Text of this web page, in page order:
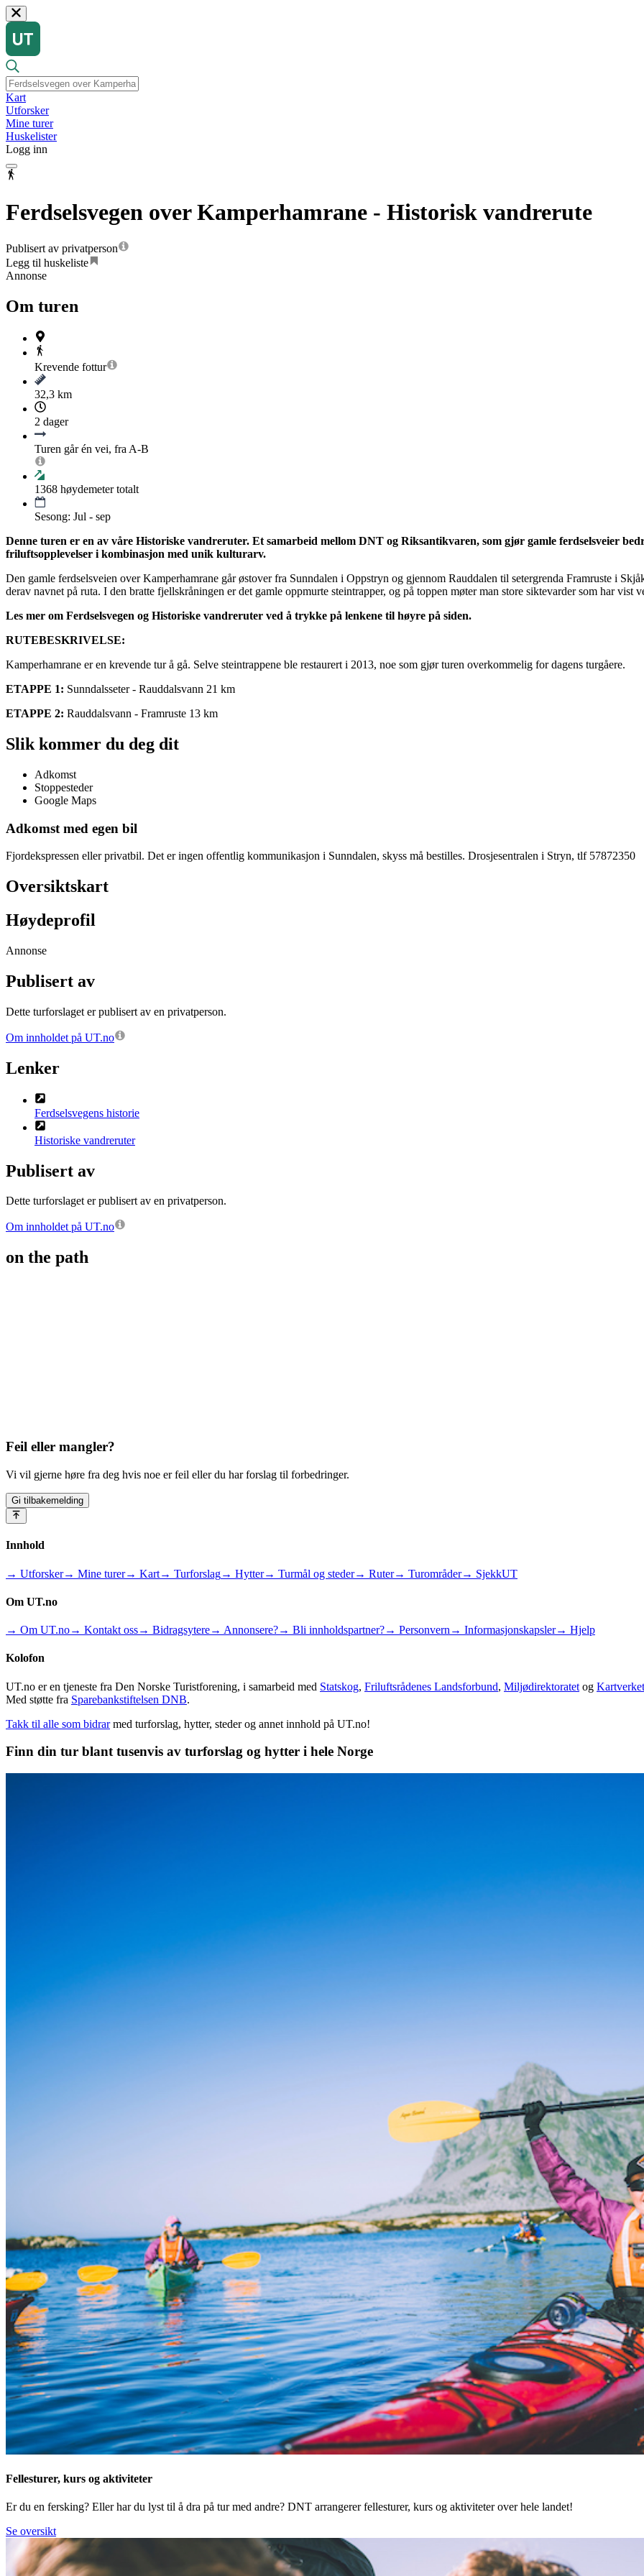
Kart
Utforsker
Mine turer
Huskelister
Logg inn
Ferdselsvegen over Kamperhamrane - Historisk vandrerute
Publisert av privatperson
Legg til huskeliste
Annonse
Om turen
Krevende fottur
32,3 km
2 dager
Turen går én vei, fra A-B
1368 høydemeter totalt
Sesong: Jul - sep
Denne turen er en av våre Historiske vandreruter. Et samarbeid mellom DNT og Riksantikvaren, som gjør gamle ferdselsveier
friluftsopplevelser i kombinasjon med unik kulturarv.
Den gamle ferdselsveien over Kamperhamrane går østover fra Sunndalen i Oppstryn og gjennom Rauddalen til setergrenda Framruste i
derav navnet på ruta. I den bratte fjellskråningen er det gamle oppmurte steintrapper, og på toppen møter man store siktevarder som har vist
Les mer om Ferdselsvegen og Historiske vandreruter ved å trykke på lenkene til høyre på siden.
RUTEBESKRIVELSE:
Kamperhamrane er en krevende tur å gå. Selve steintrappene ble restaurert i 2013, noe som gjør turen overkommelig for dagens turgåere.
ETAPPE 1: Sunndalsseter - Rauddalsvann 21 km
ETAPPE 2: Rauddalsvann - Framruste 13 km
Slik kommer du deg dit
Adkomst
Stoppesteder
Google Maps
Adkomst med egen bil
Fjordekspressen eller privatbil. Det er ingen offentlig kommunikasjon i Sunndalen, skyss må bestilles. Drosjesentralen i Stryn, tlf 57872350
Oversiktskart
Høydeprofil
Annonse
Publisert av
Dette turforslaget er publisert av en privatperson.
Om innholdet på UT.no
Lenker
Ferdselsvegens historie
Historiske vandreruter
Publisert av
Dette turforslaget er publisert av en privatperson.
Om innholdet på UT.no
on the path
Feil eller mangler?
Vi vil gjerne høre fra deg hvis noe er feil eller du har forslag til forbedringer.
Gi tilbakemelding
Innhold
→ Utforsker→ Mine turer→ Kart→ Turforslag→ Hytter→ Turmål og steder→ Ruter→ Turområder→ SjekkUT
Om UT.no
→ Om UT.no→ Kontakt oss→ Bidragsytere→ Annonsere?→ Bli innholdspartner?→ Personvern → Informasjonskapsler→ Hjelp
Kolofon
UT.no er en tjeneste fra Den Norske Turistforening, i samarbeid med Statskog, Friluftsrådenes Landsforbund, Miljødirektoratet og Kartverket
Med støtte fra Sparebankstiftelsen DNB.
Takk til alle som bidrar med turforslag, hytter, steder og annet innhold på UT.no!
Finn din tur blant tusenvis av turforslag og hytter i hele Norge
Fellesturer, kurs og aktiviteter
Er du en fersking? Eller har du lyst til å dra på tur med andre? DNT arrangerer fellesturer, kurs og aktiviteter over hele landet!
Se oversikt